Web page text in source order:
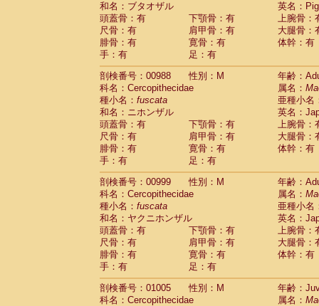
和名：ブタオザル
英名：
頭蓋骨：有
下顎骨：有
上腕骨：
尺骨：有
肩甲骨：有
大腿骨：
腓骨：有
寛骨：有
体幹：有
手：有
足：有
剖検番号：00988
性別：M
年齢：
科名：Cercopithecidae
属名：
種小名： fuscata
亜種小名
和名：ニホンザル
英名：
頭蓋骨：有
下顎骨：有
上腕骨：
尺骨：有
肩甲骨：有
大腿骨：
腓骨：有
寛骨：有
体幹：有
手：有
足：有
剖検番号：00999
性別：M
年齢：
科名：Cercopithecidae
属名：
種小名： fuscata
亜種小名
和名：ヤクニホンザル
英名：
頭蓋骨：有
下顎骨：有
上腕骨：
尺骨：有
肩甲骨：有
大腿骨：
腓骨：有
寛骨：有
体幹：有
手：有
足：有
剖検番号：01005
性別：M
年齢：
科名：Cercopithecidae
属名：